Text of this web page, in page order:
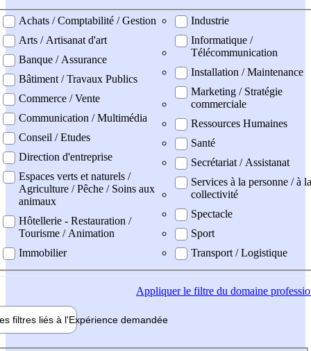
professionel
Achats / Comptabilité / Gestion
Arts / Artisanat d'art
Banque / Assurance
Bâtiment / Travaux Publics
Commerce / Vente
Communication / Multimédia
Conseil / Etudes
Direction d'entreprise
Espaces verts et naturels /
Agriculture / Pêche / Soins aux
animaux
Hôtellerie - Restauration /
Tourisme / Animation
Immobilier
Industrie
Informatique /
Télécommunication
Installation / Maintenance
Marketing / Stratégie
commerciale
Ressources Humaines
Santé
Secrétariat / Assistanat
Services à la personne / à la
collectivité
Spectacle
Sport
Transport / Logistique
Appliquerle filtre du domaine
filtres liés à l'Expérience demandée